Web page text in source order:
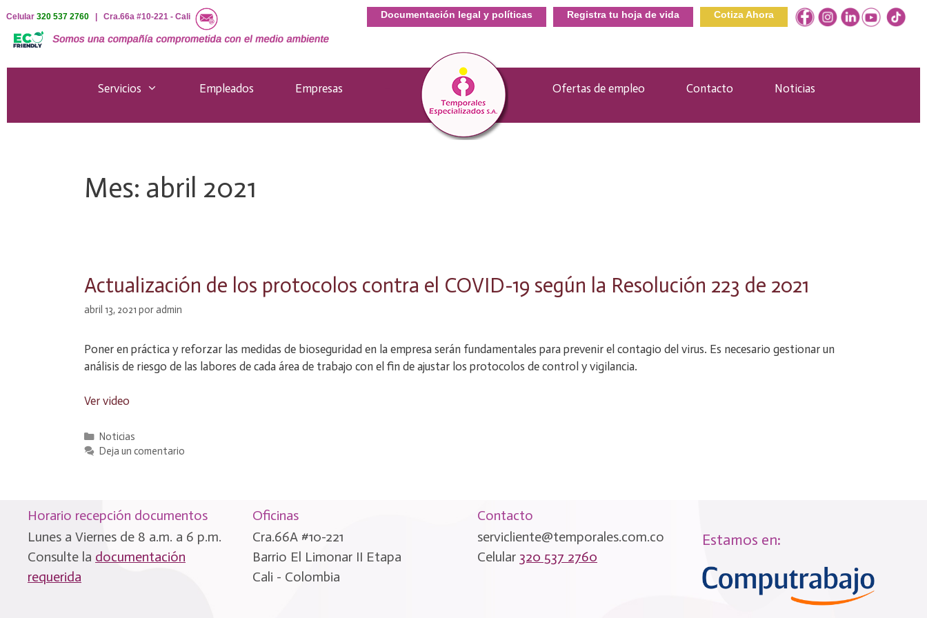
contenido
Celular 320 537 2760 | Cra.66a #10-221 - Cali Documentación legal y políticas Registra tu hoja de vida Cotiza Ahora
Servicios Empleados Empresas Ofertas de empleo Contacto Noticias
Mes: abril 2021
Actualización de los protocolos contra el COVID-19 según la Resolución 223 de 2021
abril 13, 2021 poradmin
Poner en práctica y reforzar las medidas de bioseguridad en la empresa serán fundamentales para prevenir el contagio del virus. Es necesario gestionar un
análisis de riesgo de las labores de cada área de trabajo con el fin de ajustar los protocolos de control y vigilancia.
Ver video
Categorías
Noticias
Deja un comentario
Horario recepción documentos
Lunes a Viernes de 8 a.m. a 6 p.m.
Consulte la documentación
requerida
Oficinas
Cra.66A #10-221
Barrio El Limonar II Etapa
Cali - Colombia
Contacto
servicliente@temporales.com.co
Celular 320 537 2760
Estamos en: